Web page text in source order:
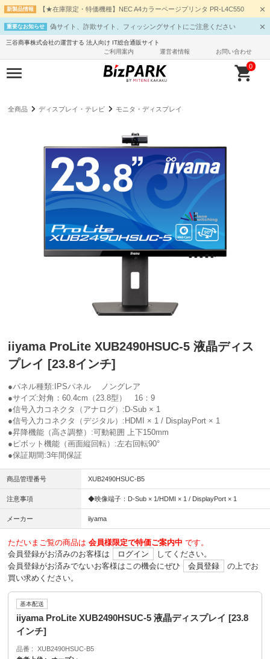
新製品情報 【★在庫限定・特価機種】NEC A4カラーページプリンタ PR-L4C550
重要なお知らせ 偽サイト、詐欺サイト、フィッシングサイトにご注意ください
三谷商事株式会社の運営する 法人向け IT総合通販サイト
ご利用案内
運営者情報 お問い合わせ
0
全商品 ディスプレイ・テレビ モニタ・ディスプレイ
iiyama ProLite XUB2490HSUC-5 液晶ディス
プレイ [23.8インチ]
●パネル種類:IPSパネル ノングレア
●サイズ:対角：60.4cm（23.8型） 16：9
●信号入力コネクタ（アナログ）:D-Sub × 1
●信号入力コネクタ（デジタル）:HDMI × 1 / DisplayPort × 1
●昇降機能（高さ調整）:可動範囲 上下150mm
●ピボット機能（画面縦回転）:左右回転90°
●保証期間:3年間保証
商品管理番号 XUB2490HSUC-B5
注意事項 ◆映像端子：D-Sub × 1/HDMI × 1 / DisplayPort × 1
メーカー iiyama
ただいまご覧の商品は 会員様限定で特価ご案内中 です。
会員登録がお済みのお客様は
ログイン
してください。
会員登録がお済みでないお客様はこの機会にぜひ
会員登録
の上でお
買い求めください。
基本配送
iiyama ProLite XUB2490HSUC-5 液晶ディスプレイ [23.8
インチ]
品番
XUB2490HSUC-B5